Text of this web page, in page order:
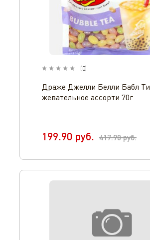
(0)
Драже Джелли Белли Бабл Ти
жевательное ассорти 70г
199.90 руб. 417.90руб.